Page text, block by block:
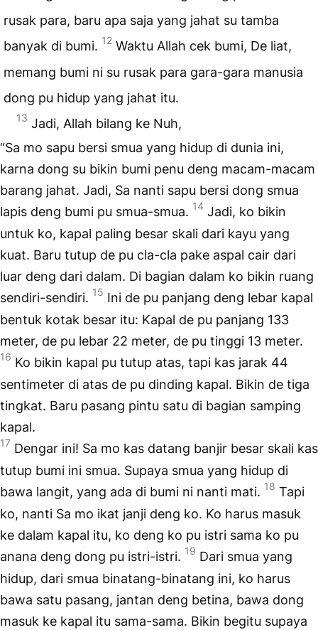
rusak para, baru apa saja yang jahat su tamba
banyak di bumi. 12 Waktu Allah cek bumi, De liat,
memang bumi ni su rusak para gara-gara manusia
dong pu hidup yang jahat itu.
13 Jadi, Allah bilang ke Nuh,
“Sa mo sapu bersi smua yang hidup di dunia ini,
karna dong su bikin bumi penu deng macam-macam
barang jahat. Jadi, Sa nanti sapu bersi dong smua
lapis deng bumi pu smua-smua. 14 Jadi, ko bikin
untuk ko, kapal paling besar skali dari kayu yang
kuat. Baru tutup de pu cla-cla pake aspal cair dari
luar deng dari dalam. Di bagian dalam ko bikin ruang
sendiri-sendiri. 15 Ini de pu panjang deng lebar kapal
bentuk kotak besar itu: Kapal de pu panjang 133
meter, de pu lebar 22 meter, de pu tinggi 13 meter.
16 Ko bikin kapal pu tutup atas, tapi kas jarak 44
sentimeter di atas de pu dinding kapal. Bikin de tiga
tingkat. Baru pasang pintu satu di bagian samping
kapal.
17 Dengar ini! Sa mo kas datang banjir besar skali kas
tutup bumi ini smua. Supaya smua yang hidup di
bawa langit, yang ada di bumi ni nanti mati. 18 Tapi
ko, nanti Sa mo ikat janji deng ko. Ko harus masuk
ke dalam kapal itu, ko deng ko pu istri sama ko pu
anana deng dong pu istri-istri. 19 Dari smua yang
hidup, dari smua binatang-binatang ini, ko harus
bawa satu pasang, jantan deng betina, bawa dong
masuk ke kapal itu sama-sama. Bikin begitu supaya